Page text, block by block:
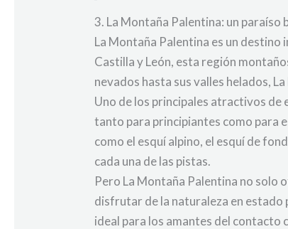
3. La Montaña Palentina: un paraíso
La Montaña Palentina es un destino
Castilla y León, esta región
nevados hasta sus valles helados,
Uno de los principales atractivos de
tanto para principiantes como para
como el esquí alpino, el esquí de
cada una de las pistas.
Pero La Montaña Palentina no solo
disfrutar de la naturaleza en estado
ideal para los amantes del contacto